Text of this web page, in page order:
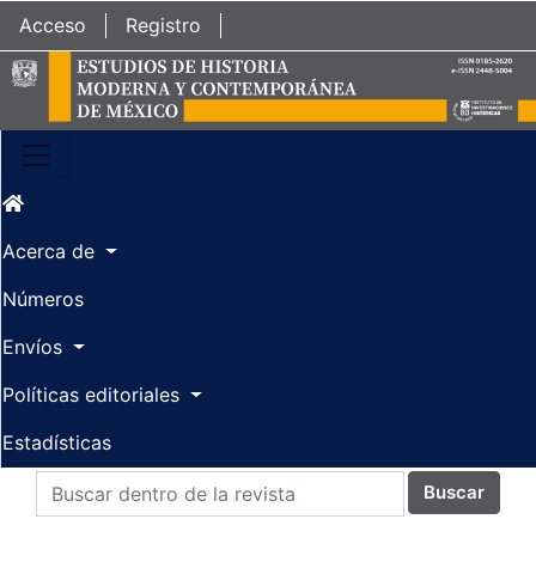
Ir al contenido principal
Ir al menú de navegación principal
Ir al pie de página del sitio
Acceso Registro
Acerca de
Números
Envíos
Políticas editoriales
Estadísticas
Buscar